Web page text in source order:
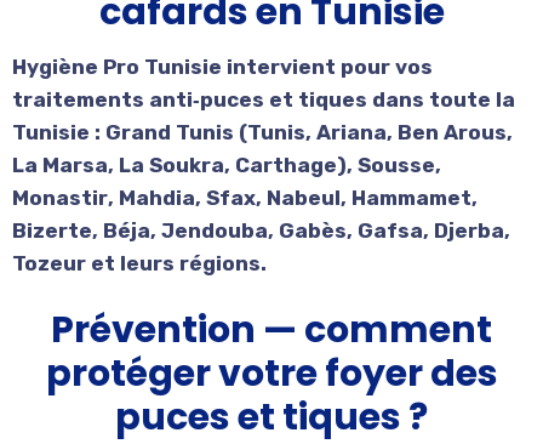
cafards en Tunisie
Hygiène Pro Tunisie intervient pour vos
traitements anti‑puces et tiques dans toute la
Tunisie : Grand Tunis (Tunis, Ariana, Ben Arous,
La Marsa, La Soukra, Carthage), Sousse,
Monastir, Mahdia, Sfax, Nabeul, Hammamet,
Bizerte, Béja, Jendouba, Gabès, Gafsa, Djerba,
Tozeur et leurs régions.
Prévention — comment
protéger votre foyer des
puces et tiques ?